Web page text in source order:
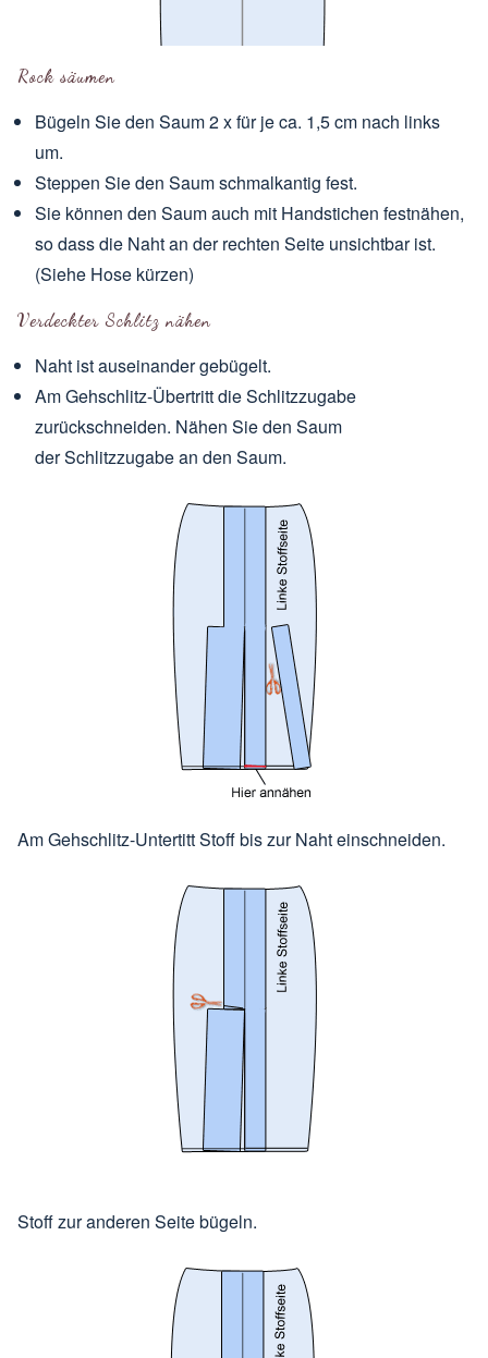
Rock säumen
Bügeln Sie den Saum 2 x für je ca. 1,5 cm nach links
um.
Steppen Sie den Saum schmalkantig fest.
Sie können den Saum auch mit Handstichen festnähen,
so dass die Naht an der rechten Seite unsichtbar ist.
(Siehe Hose kürzen)
Verdeckter Schlitz nähen
Naht ist auseinander gebügelt.
Am Gehschlitz-Übertritt die Schlitzzugabe
zurückschneiden. Nähen Sie den Saum
der Schlitzzugabe an den Saum.
Am Gehschlitz-Untertitt Stoff bis zur Naht einschneiden.
Stoff zur anderen Seite bügeln.